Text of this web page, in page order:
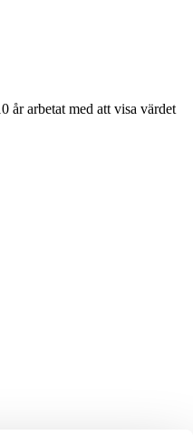
år arbetat med att visa värdet